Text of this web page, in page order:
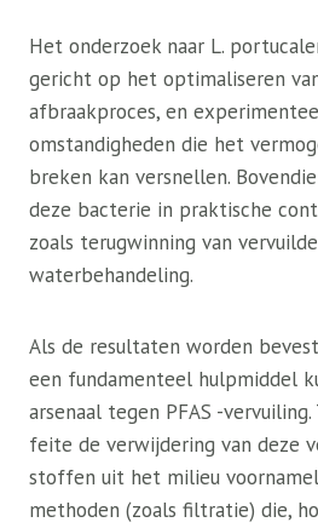
Het onderzoek naar L.
gericht op het optimaliseren
afbraakproces, en
omstandigheden die het
breken kan versnellen.
deze bacterie in praktische
zoals terugwinning van
waterbehandeling.
Als de resultaten worden
een fundamenteel hulpmiddel
arsenaal tegen PFAS -
feite de verwijdering van deze
stoffen uit het milieu
methoden (zoals filtratie) die,